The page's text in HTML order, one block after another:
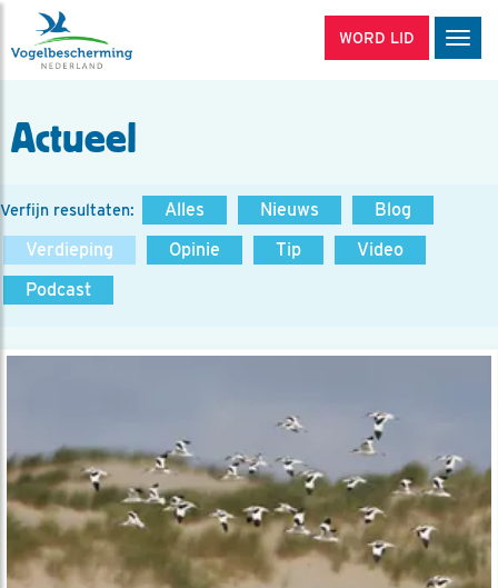
WORD LID
Actueel
Verfijn resultaten: Alles Nieuws
Blog
Verdieping
Opinie Tip
Video
Podcast